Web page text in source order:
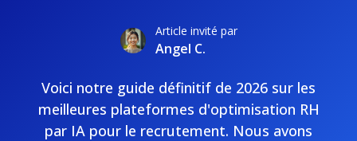
Article invité par
Angel C.
Voici notre guide définitif de 2026 sur les
meilleures plateformes d'optimisation RH
par IA pour le recrutement. Nous avons